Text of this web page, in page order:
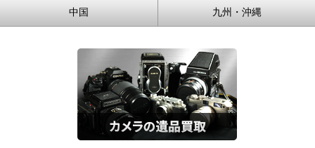
中国 九州・沖縄